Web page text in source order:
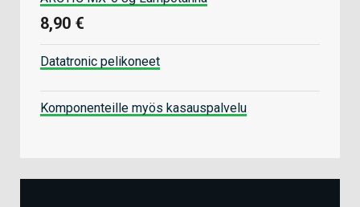
8,90 €
Datatronic pelikoneet
Komponenteille myös kasauspalvelu